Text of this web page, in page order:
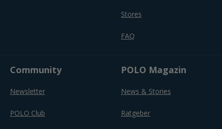
Stores
FAQ
Community
Newsletter
POLO Club
POLO Magazin
News & Stories
Ratgeber